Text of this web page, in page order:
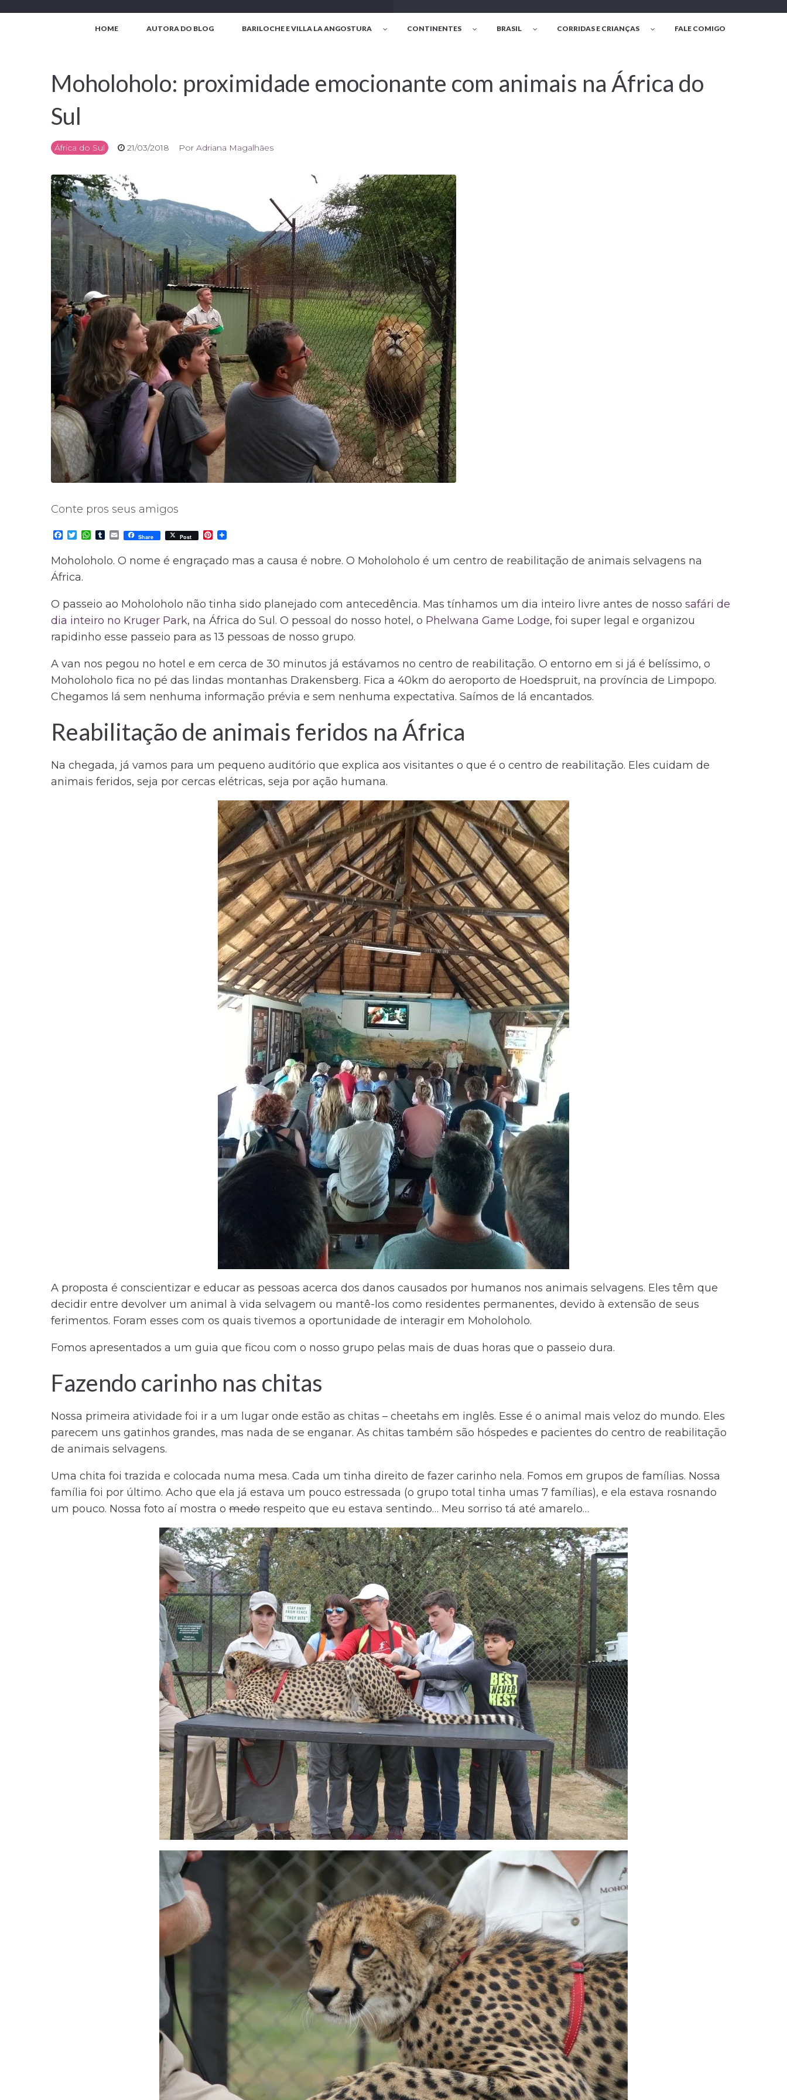
HOME AUTORA DO BLOG BARILOCHE E VILLA LA ANGOSTURA CONTINENTES BRASIL CORRIDAS E CRIANÇAS FALE COMIGO
Moholoholo: proximidade emocionante com animais na África do
Sul
África do Sul 21/03/2018 Por Adriana Magalhães
Conte pros seus amigos
F
e
b
o
k
T
t
e
W
t
p
T
b
E
m
i
Share Post
P
t
s
t
Moholoholo. O nome é engraçado mas a causa é nobre. O Moholoholo é um centro de reabilitação de animais selvagens na
África.
O passeio ao Moholoholo não tinha sido planejado com antecedência. Mas tínhamos um dia inteiro livre antes de nosso safári de
dia inteiro no Kruger Park, na África do Sul. O pessoal do nosso hotel, o Phelwana Game Lodge, foi super legal e organizou
rapidinho esse passeio para as 13 pessoas de nosso grupo.
A van nos pegou no hotel e em cerca de 30 minutos já estávamos no centro de reabilitação. O entorno em si já é belíssimo, o
Moholoholo fica no pé das lindas montanhas Drakensberg. Fica a 40km do aeroporto de Hoedspruit, na província de Limpopo.
Chegamos lá sem nenhuma informação prévia e sem nenhuma expectativa. Saímos de lá encantados.
Reabilitação de animais feridos na África
Na chegada, já vamos para um pequeno auditório que explica aos visitantes o que é o centro de reabilitação. Eles cuidam de
animais feridos, seja por cercas elétricas, seja por ação humana.
A proposta é conscientizar e educar as pessoas acerca dos danos causados por humanos nos animais selvagens. Eles têm que
decidir entre devolver um animal à vida selvagem ou mantê-los como residentes permanentes, devido à extensão de seus
ferimentos. Foram esses com os quais tivemos a oportunidade de interagir em Moholoholo.
Fomos apresentados a um guia que ficou com o nosso grupo pelas mais de duas horas que o passeio dura.
Fazendo carinho nas chitas
Nossa primeira atividade foi ir a um lugar onde estão as chitas – cheetahs em inglês. Esse é o animal mais veloz do mundo. Eles
parecem uns gatinhos grandes, mas nada de se enganar. As chitas também são hóspedes e pacientes do centro de reabilitação
de animais selvagens.
Uma chita foi trazida e colocada numa mesa. Cada um tinha direito de fazer carinho nela. Fomos em grupos de famílias. Nossa
família foi por último. Acho que ela já estava um pouco estressada (o grupo total tinha umas 7 famílias), e ela estava rosnando
um pouco. Nossa foto aí mostra o medo respeito que eu estava sentindo… Meu sorriso tá até amarelo…